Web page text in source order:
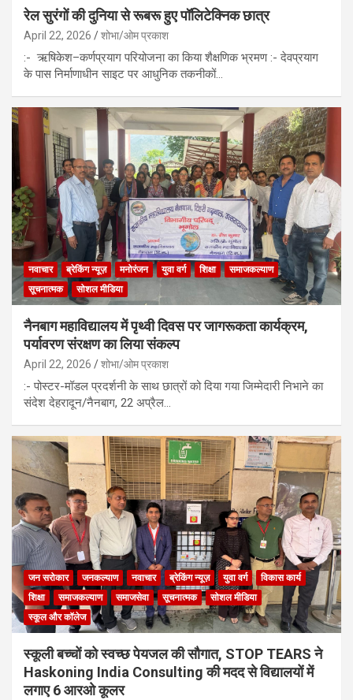
रेल सुरंगों की दुनिया से रूबरू हुए पॉलिटेक्निक छात्र
April 22, 2026 शोभा/ओम प्रकाश
:- ऋषिकेश–कर्णप्रयाग परियोजना का किया शैक्षणिक भ्रमण :- देवप्रयाग
के पास निर्माणाधीन साइट पर आधुनिक तकनीकों…
नवाचार ब्रेकिंग न्यूज़ मनोरंजन युवा वर्ग शिक्षा
समाजकल्याण
सूचनात्मक
सोशल मीडिया
नैनबाग महाविद्यालय में पृथ्वी दिवस पर जागरूकता कार्यक्रम,
पर्यावरण संरक्षण का लिया संकल्प
April 22, 2026 शोभा/ओम प्रकाश
:- पोस्टर-मॉडल प्रदर्शनी के साथ छात्रों को दिया गया जिम्मेदारी निभाने का
संदेश देहरादून/नैनबाग, 22 अप्रैल…
जन सरोकार जनकल्याण नवाचार ब्रेकिंग न्यूज़ युवा वर्ग
विकास कार्य
शिक्षा
समाजकल्याण समाजसेवा सूचनात्मक
सोशल मीडिया
स्कूल और कॉलेज
स्कूली बच्चों को स्वच्छ पेयजल की सौगात, STOP TEARS ने
Haskoning India Consulting की मदद से विद्यालयों में
लगाए 6 आरओ कूलर